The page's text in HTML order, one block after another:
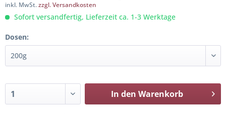
inkl. MwSt.zzgl. Versandkosten
Sofort versandfertig, Lieferzeit ca. 1-3 Werktage
Dosen:
In den Warenkorb